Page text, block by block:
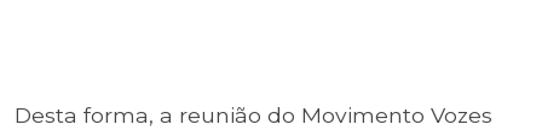
Desta forma, a reunião do Movimento Vozes